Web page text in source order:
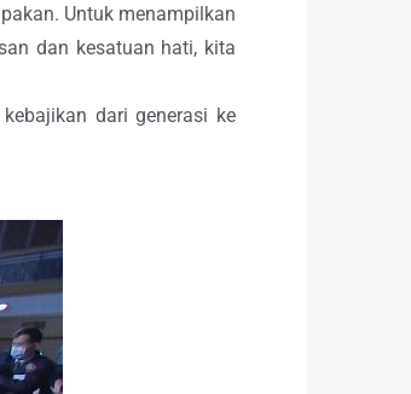
Untuk menampilkan
dan kesatuan hati, kita
dari generasi ke